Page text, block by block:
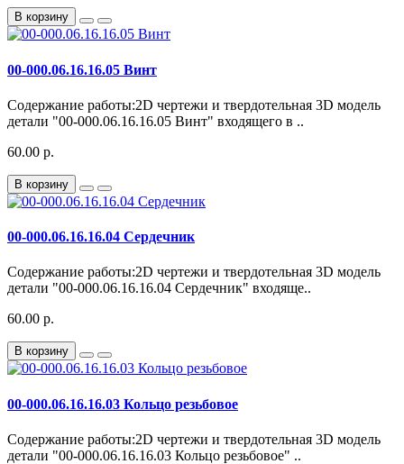
В корзину
00-000.06.16.16.05 Винт
Содержание работы:2D чертежи и твердотельная 3D модель
детали "00-000.06.16.16.05 Винт" входящего в ..
60.00 р.
В корзину
00-000.06.16.16.04 Сердечник
Содержание работы:2D чертежи и твердотельная 3D модель
детали "00-000.06.16.16.04 Сердечник" входяще..
60.00 р.
В корзину
00-000.06.16.16.03 Кольцо резьбовое
Содержание работы:2D чертежи и твердотельная 3D модель
детали "00-000.06.16.16.03 Кольцо резьбовое" ..